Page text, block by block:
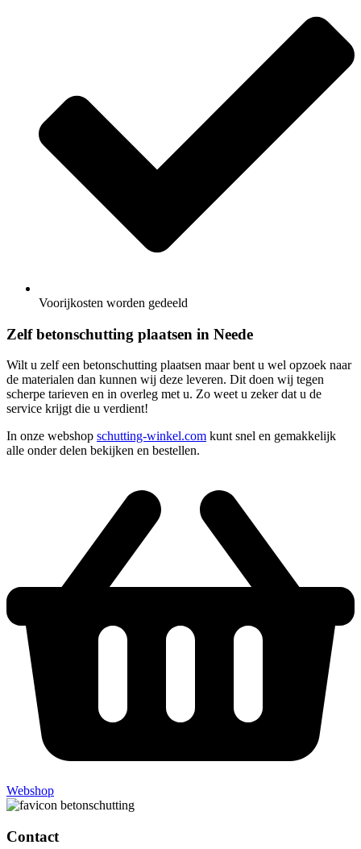
Voorijkosten worden gedeeld
Zelf betonschutting plaatsen in Neede
Wilt u zelf een betonschutting plaatsen maar bent u wel opzoek naar
de materialen dan kunnen wij deze leveren. Dit doen wij tegen
scherpe tarieven en in overleg met u. Zo weet u zeker dat u de
service krijgt die u verdient!
In onze webshop schutting-winkel.com kunt snel en gemakkelijk
alle onder delen bekijken en bestellen.
Webshop
Contact